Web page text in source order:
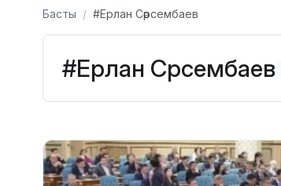
Басты #Ерлан Сәрсембаев
#Ерлан Сәрсембаев